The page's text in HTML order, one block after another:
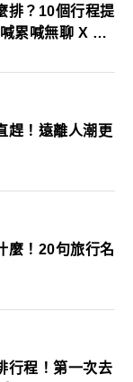
排？10個行程提
累喊無聊 X 爸
趕！遠離人潮更
麼！20句旅行名
行程！第一次去